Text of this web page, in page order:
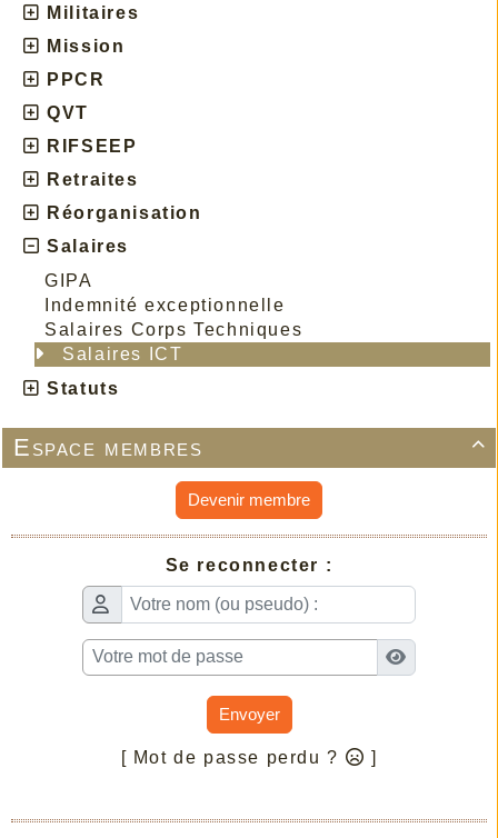
Militaires
Mission
PPCR
QVT
RIFSEEP
Retraites
Réorganisation
Salaires
GIPA
Indemnité exceptionnelle
Salaires Corps Techniques
Salaires ICT
Statuts

Espace membres
Devenir membre
Se reconnecter :
Envoyer
[ Mot de passe perdu ? ]